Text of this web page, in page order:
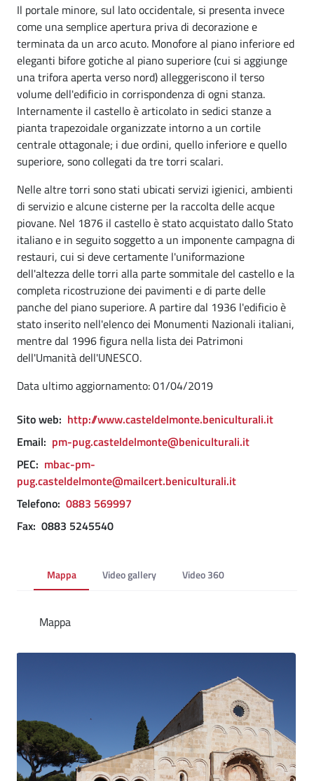
Il portale minore, sul lato occidentale, si presenta invece
come una semplice apertura priva di decorazione e
terminata da un arco acuto. Monofore al piano inferiore ed
eleganti bifore gotiche al piano superiore (cui si aggiunge
una trifora aperta verso nord) alleggeriscono il terso
volume dell'edificio in corrispondenza di ogni stanza.
Internamente il castello è articolato in sedici stanze a
pianta trapezoidale organizzate intorno a un cortile
centrale ottagonale; i due ordini, quello inferiore e quello
superiore, sono collegati da tre torri scalari.
Nelle altre torri sono stati ubicati servizi igienici, ambienti
di servizio e alcune cisterne per la raccolta delle acque
piovane. Nel 1876 il castello è stato acquistato dallo Stato
italiano e in seguito soggetto a un imponente campagna di
restauri, cui si deve certamente l'uniformazione
dell'altezza delle torri alla parte sommitale del castello e la
completa ricostruzione dei pavimenti e di parte delle
panche del piano superiore. A partire dal 1936 l'edificio è
stato inserito nell'elenco dei Monumenti Nazionali italiani,
mentre dal 1996 figura nella lista dei Patrimoni
dell'Umanità dell'UNESCO.
Data ultimo aggiornamento: 01/04/2019
Sito web: http://www.casteldelmonte.beniculturali.it
Email: pm-pug.casteldelmonte@beniculturali.it
PEC: mbac-pm-
pug.casteldelmonte@mailcert.beniculturali.it
Telefono: 0883 569997
Fax: 0883 5245540
Mappa Video gallery Video 360
Mappa